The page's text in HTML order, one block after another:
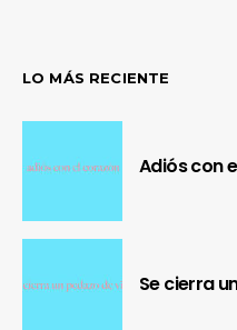
LO MÁS RECIENTE
Adiós con
Se cierra